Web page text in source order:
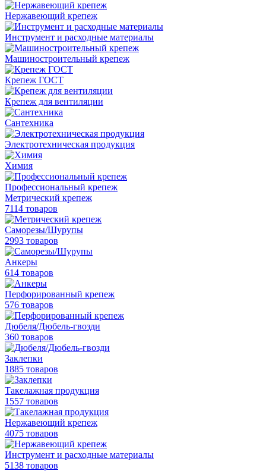
Нержавеющий крепеж
Инструмент и расходные материалы
Машиностроительный крепеж
Крепеж ГОСТ
Крепеж для вентиляции
Сантехника
Электротехническая продукция
Химия
Профессиональный крепеж
Метрический крепеж
7114 товаров
Саморезы/Шурупы
2993 товаров
Анкеры
614 товаров
Перфорированный крепеж
576 товаров
Дюбеля/Дюбель-гвозди
360 товаров
Заклепки
1885 товаров
Такелажная продукция
1557 товаров
Нержавеющий крепеж
4075 товаров
Инструмент и расходные материалы
5138 товаров